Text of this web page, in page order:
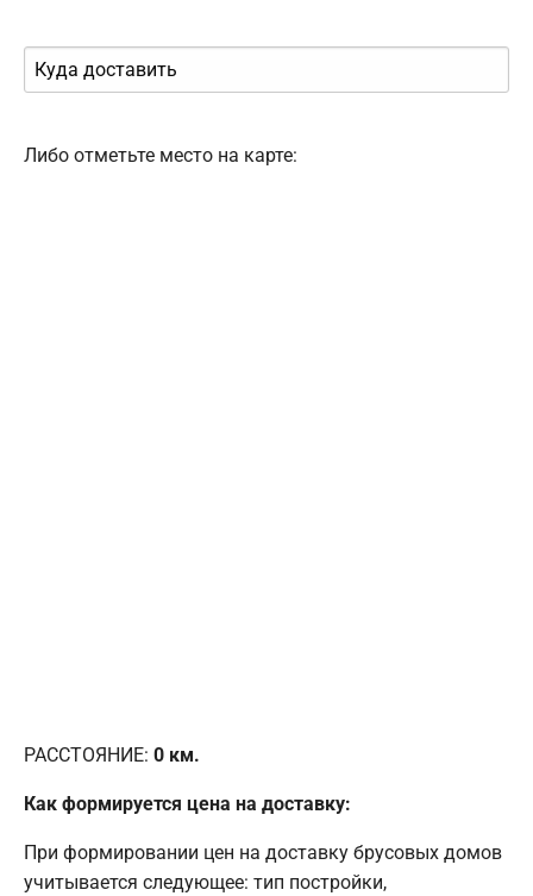
Либо отметьте место на карте:
РАССТОЯНИЕ: 0 км.
Как формируется цена на доставку:
При формировании цен на доставку брусовых домов
учитывается следующее: тип постройки,